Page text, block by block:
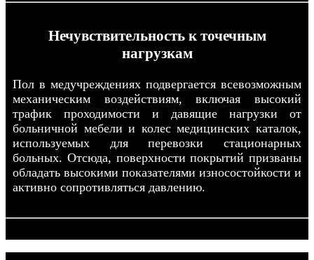
Нечувствительность к точечным
нагрузкам
Пол в медучреждениях подвергается всевозможным
механическим воздействиям, включая высокий
трафик проходимости и давящие нагрузки от
больничной мебели и колес медицинских каталок,
используемых для перевозки стационарных
больных. Отсюда, поверхности покрытий призваны
обладать высокими показателями износостойкости и
активно сопротивляться давлению.